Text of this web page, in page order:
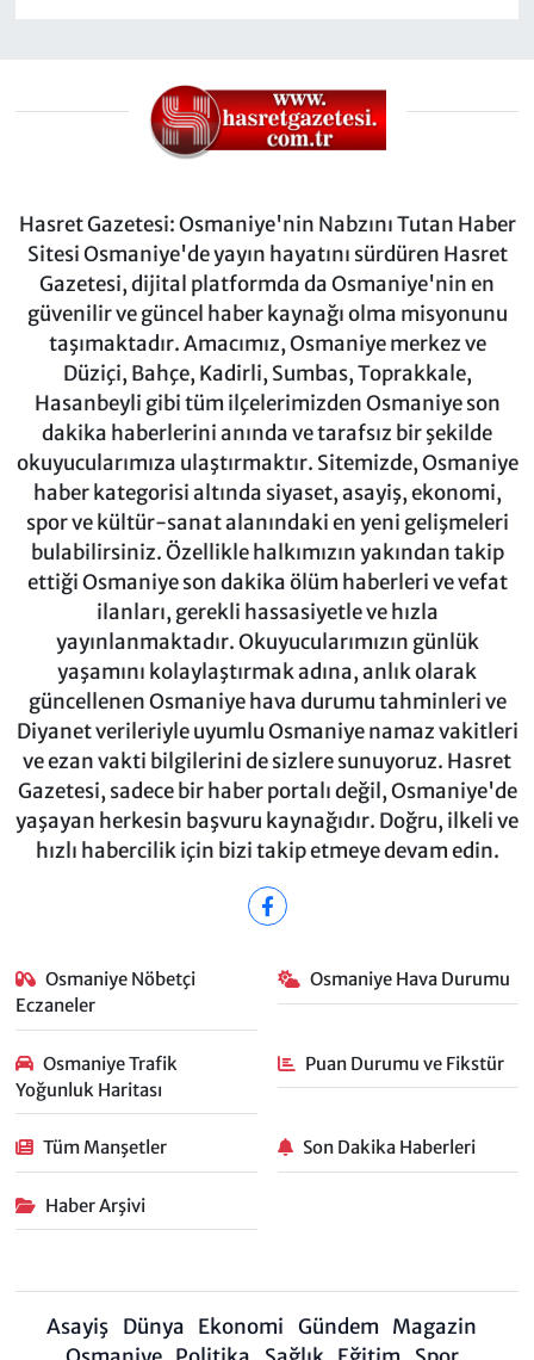
Hasret Gazetesi: Osmaniye'nin Nabzını Tutan Haber
Sitesi Osmaniye'de yayın hayatını sürdüren Hasret
Gazetesi, dijital platformda da Osmaniye'nin en
güvenilir ve güncel haber kaynağı olma misyonunu
taşımaktadır. Amacımız, Osmaniye merkez ve
Düziçi, Bahçe, Kadirli, Sumbas, Toprakkale,
Hasanbeyli gibi tüm ilçelerimizden Osmaniye son
dakika haberlerini anında ve tarafsız bir şekilde
okuyucularımıza ulaştırmaktır. Sitemizde, Osmaniye
haber kategorisi altında siyaset, asayiş, ekonomi,
spor ve kültür-sanat alanındaki en yeni gelişmeleri
bulabilirsiniz. Özellikle halkımızın yakından takip
ettiği Osmaniye son dakika ölüm haberleri ve vefat
ilanları, gerekli hassasiyetle ve hızla
yayınlanmaktadır. Okuyucularımızın günlük
yaşamını kolaylaştırmak adına, anlık olarak
güncellenen Osmaniye hava durumu tahminleri ve
Diyanet verileriyle uyumlu Osmaniye namaz vakitleri
ve ezan vakti bilgilerini de sizlere sunuyoruz. Hasret
Gazetesi, sadece bir haber portalı değil, Osmaniye'de
yaşayan herkesin başvuru kaynağıdır. Doğru, ilkeli ve
hızlı habercilik için bizi takip etmeye devam edin.
Osmaniye Nöbetçi
Eczaneler
Osmaniye Hava Durumu
Osmaniye Trafik
Yoğunluk Haritası
Puan Durumu ve Fikstür
Tüm Manşetler Son Dakika Haberleri
Haber Arşivi
Asayiş Dünya Ekonomi Gündem Magazin